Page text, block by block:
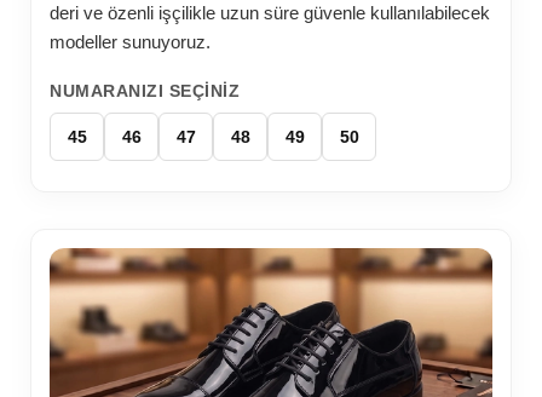
deri ve özenli işçilikle uzun süre güvenle kullanılabilecek
modeller sunuyoruz.
NUMARANIZI SEÇINIZ
45 46 47 48 49 50